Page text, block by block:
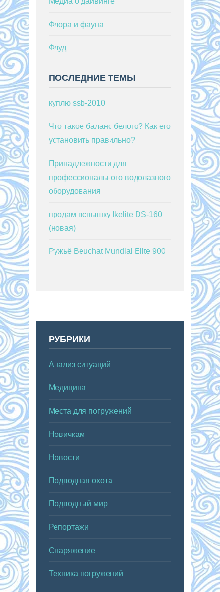
Флора и фауна
Флуд
ПОСЛЕДНИЕ ТЕМЫ
куплю ssb-2010
Что такое баланс белого? Как его
установить правильно?
Принадлежности для
профессионального водолазного
оборудования
продам вспышку Ikelite DS-160
(новая)
Ружьё Beuchat Mundial Elite 900
РУБРИКИ
Анализ ситуаций
Медицина
Места для погружений
Новичкам
Новости
Подводная охота
Подводный мир
Репортажи
Снаряжение
Техника погружений